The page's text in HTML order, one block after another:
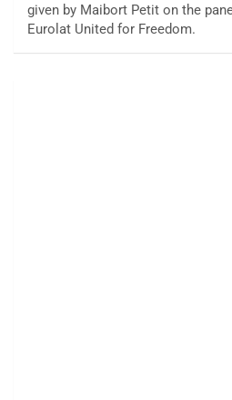
given by Maibort Petit on the
Eurolat United for Freedom.